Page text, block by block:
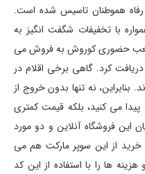
رفاه هموطنان تاسیس شده است.
با تخفیفات شگفت انگیز به
حضوری کوروش به فروش می
کرد. گاهی برخی اقلام در
دارند. بنابراین، نه تنها بدون خروج از
می کنید، بلکه قیمت کمتری
این فروشگاه آنلاین و دو مورد
خرید از این سوپر مارکت هم می
ها را با استفاده از این کد